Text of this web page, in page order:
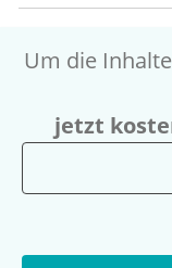
Um die
jetzt